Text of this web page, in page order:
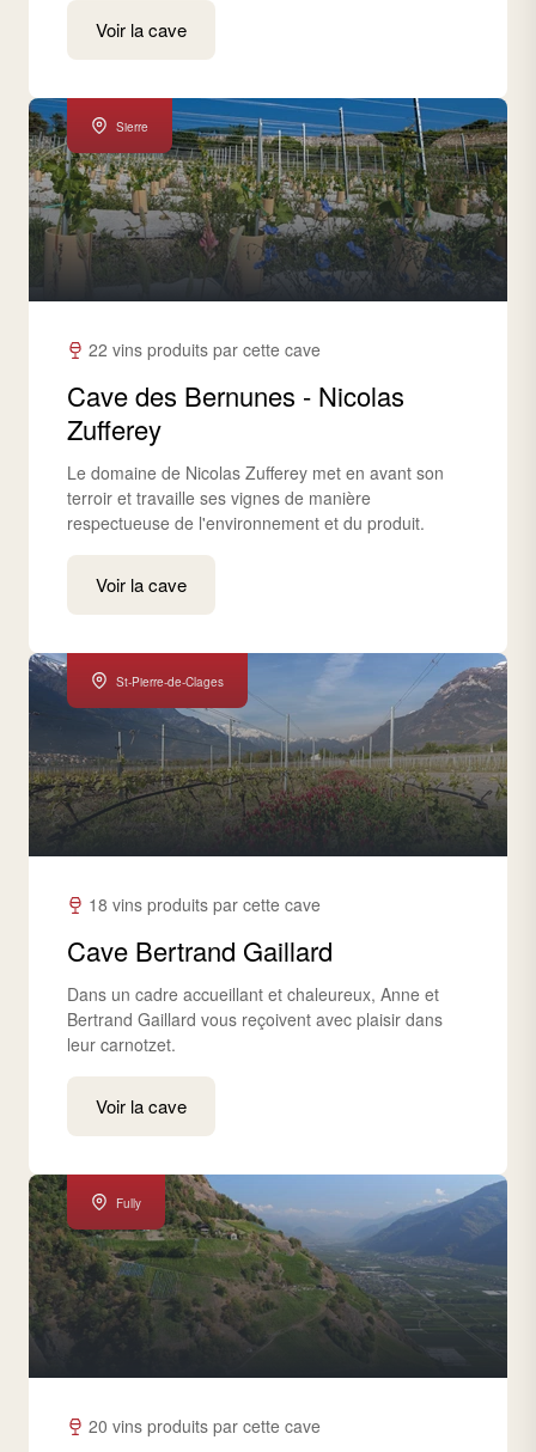
Voir la cave
Sierre
22 vins produits par cette cave
Cave des Bernunes - Nicolas
Zufferey
Le domaine de Nicolas Zufferey met en avant son
terroir et travaille ses vignes de manière
respectueuse de l'environnement et du produit.
Voir la cave
St-Pierre-de-Clages
18 vins produits par cette cave
Cave Bertrand Gaillard
Dans un cadre accueillant et chaleureux, Anne et
Bertrand Gaillard vous reçoivent avec plaisir dans
leur carnotzet.
Voir la cave
Fully
20 vins produits par cette cave